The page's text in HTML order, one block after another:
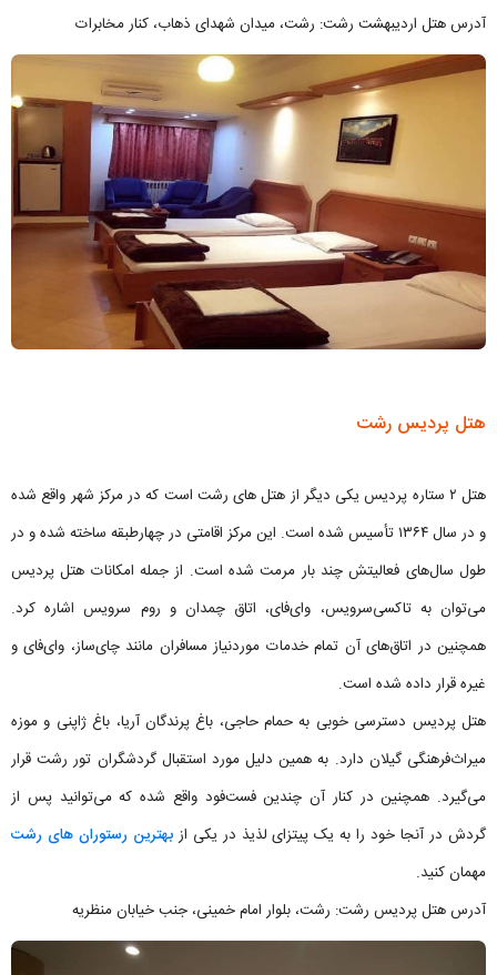
آدرس هتل اردیبهشت رشت: رشت، میدان شهدای ذهاب، کنار مخابرات
هتل پردیس رشت
هتل ۲ ستاره پردیس یکی دیگر از هتل های رشت است که در مرکز شهر واقع شده
و در سال ۱۳۶۴ تأسیس شده است. این مرکز اقامتی در چهارطبقه ساخته شده و در
طول سال‌های فعالیتش چند بار مرمت شده است. از جمله امکانات هتل پردیس
می‌توان به تاکسی‌سرویس، وای‌فای، اتاق چمدان و روم سرویس اشاره کرد.
همچنین در اتاق‌های آن تمام خدمات موردنیاز مسافران مانند چای‌ساز، وای‌فای و
غیره قرار داده شده است.
هتل پردیس دسترسی خوبی به حمام حاجی، باغ پرندگان آریا، باغ ژاپنی و موزه
میراث‌فرهنگی گیلان دارد. به همین دلیل مورد استقبال گردشگران تور رشت قرار
می‌گیرد. همچنین در کنار آن چندین فست‌فود واقع شده که می‌توانید پس از
گردش در آنجا خود را به یک پیتزای لذیذ در یکی ازبهترین رستوران های رشت
مهمان کنید.
آدرس هتل پردیس رشت: رشت، بلوار امام خمینی، جنب خیابان منظریه